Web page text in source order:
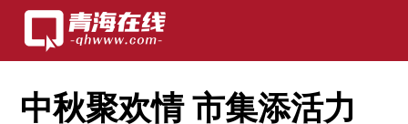
中秋聚欢情 市集添活力